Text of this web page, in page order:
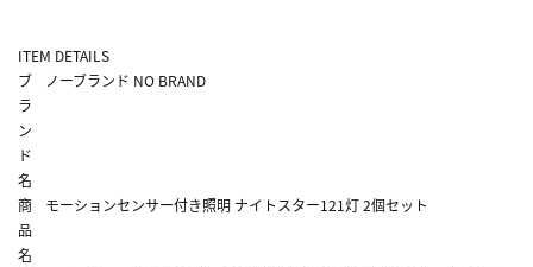
ITEM DETAILS
ブ
ラ
ン
ド
名
ノーブランド NO BRAND
商
品
名
モーションセンサー付き照明 ナイトスター121灯 2個セット